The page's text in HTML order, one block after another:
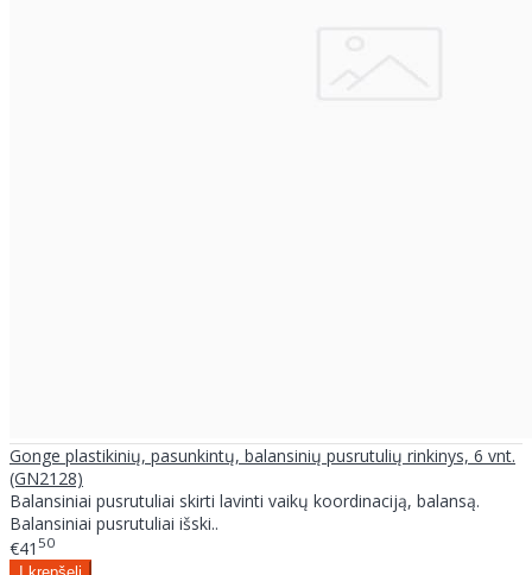
Gonge plastikinių, pasunkintų, balansinių pusrutulių rinkinys, 6 vnt.
(GN2128)
Balansiniai pusrutuliai skirti lavinti vaikų koordinaciją, balansą.
Balansiniai pusrutuliai išski..
€41 50